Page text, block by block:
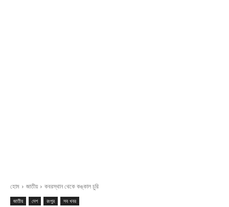
হোম জাতীয় কবরস্থান থেকে কঙ্কাল চুরি
জাতীয় দেশ রংপুর সব খবর